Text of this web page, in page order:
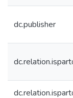
dc.publisher